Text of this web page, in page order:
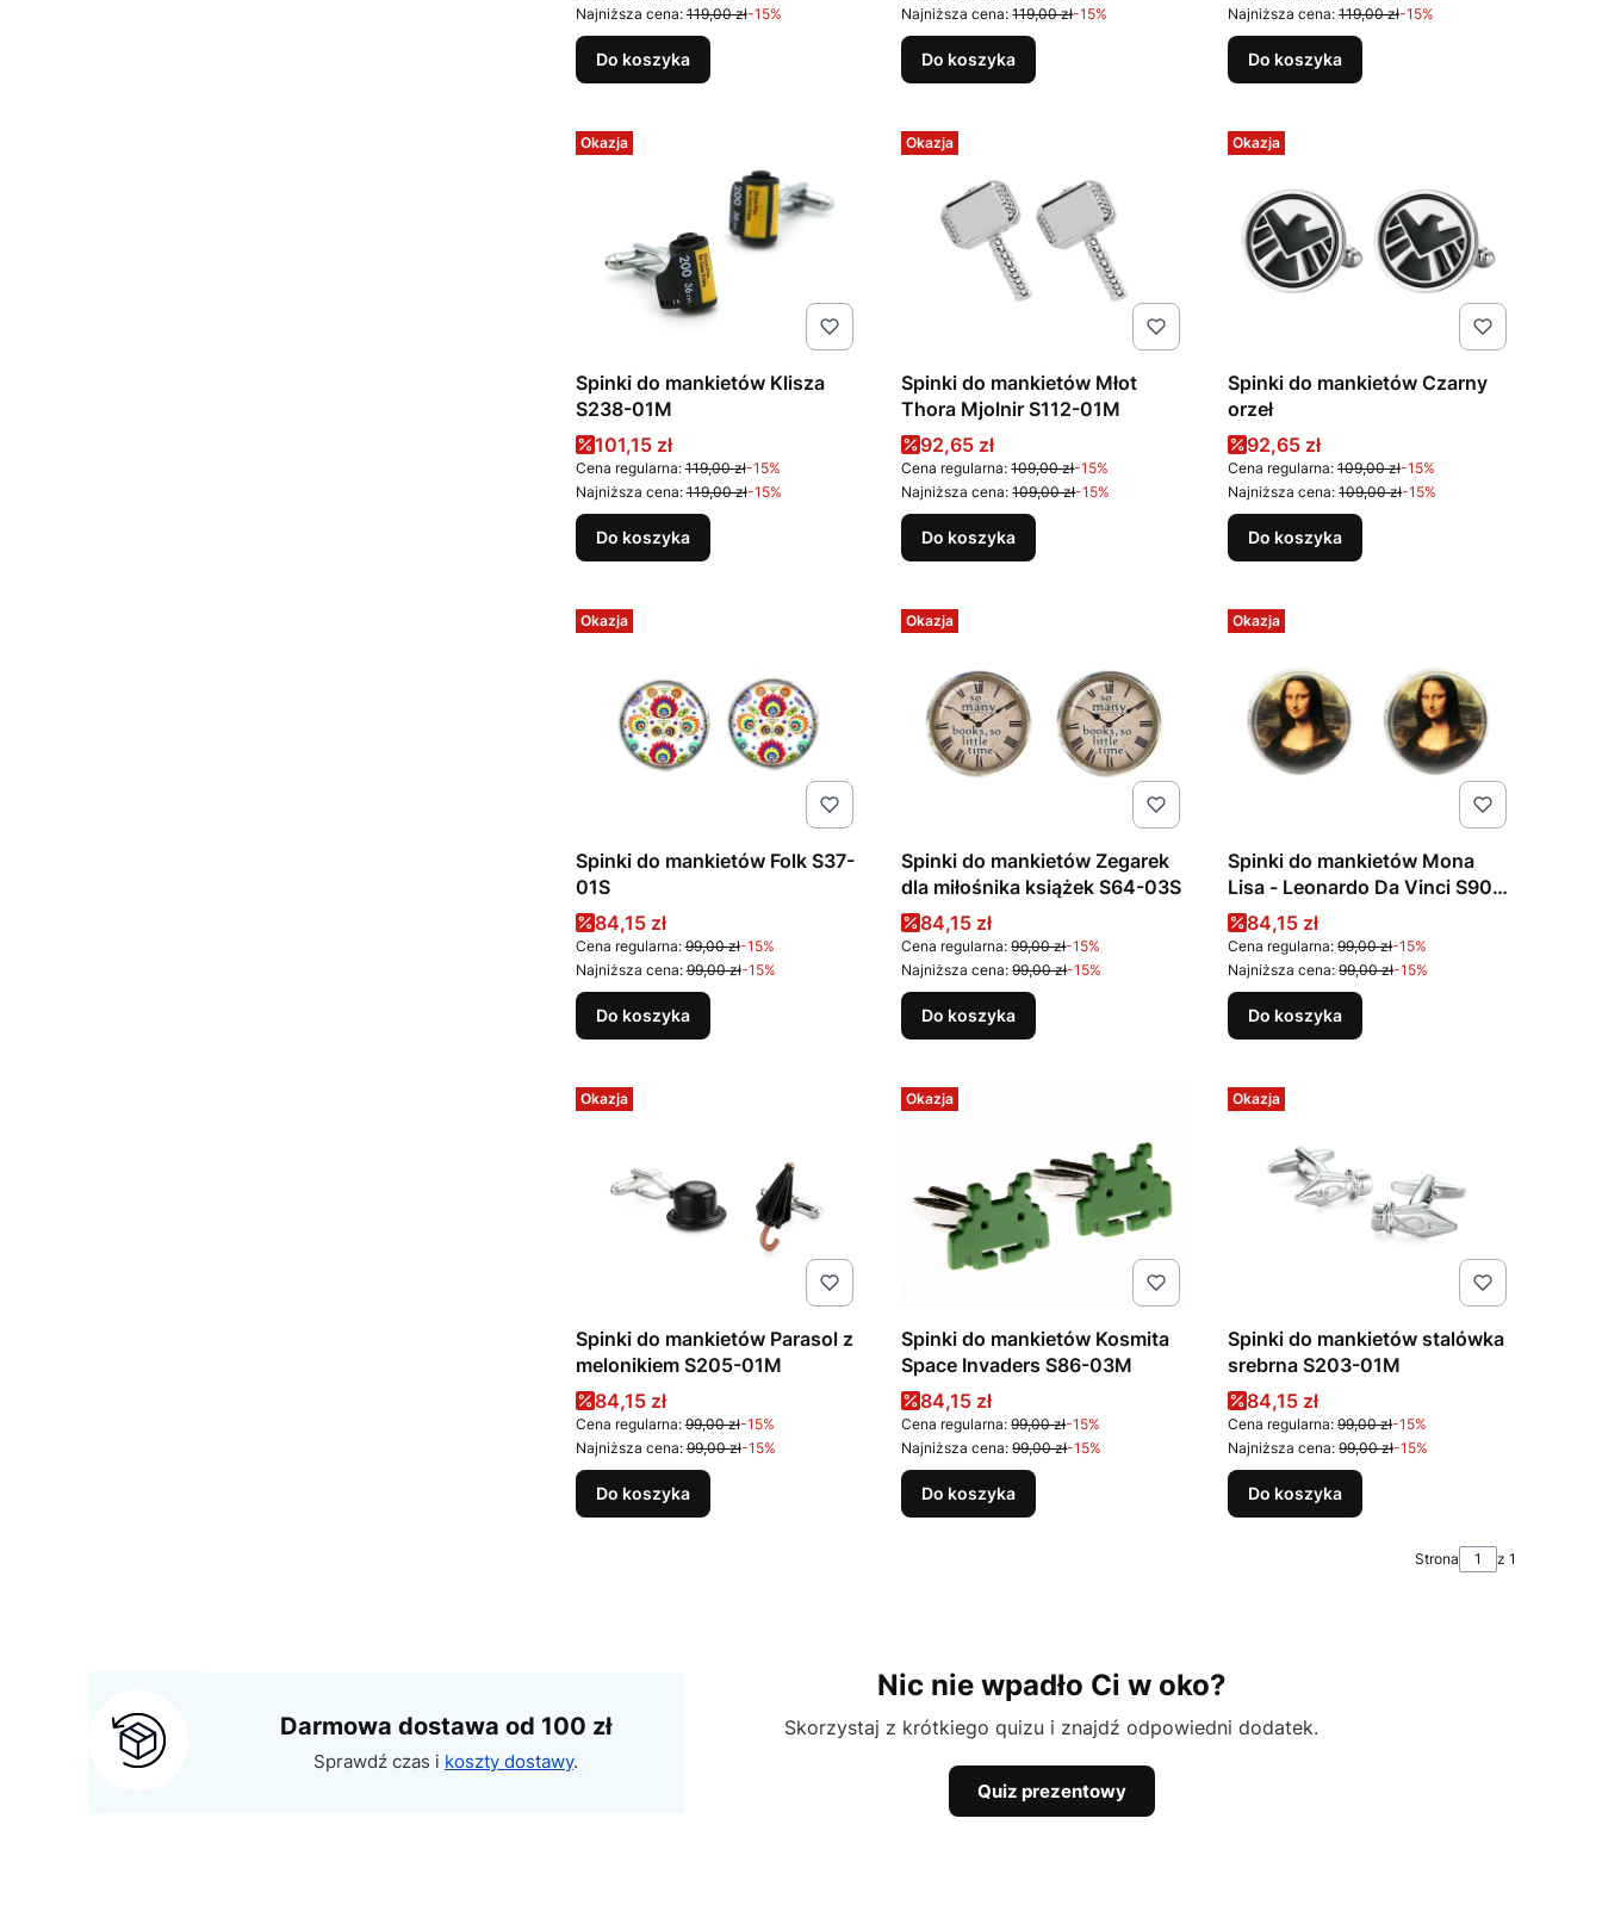
Najniższa cena: 119,00 zł-15%
Do koszyka
Najniższa cena: 119,00 zł-15%
Do koszyka
Najniższa cena: 119,00 zł-15%
Do koszyka
Okazja
Spinki do mankietów Klisza
S238-01M
Cena promocyjna
101,15 zł
Cena regularna: 119,00 zł-15%
Najniższa cena: 119,00 zł-15%
Do koszyka
Okazja
Spinki do mankietów Młot
Thora Mjolnir S112-01M
Cena promocyjna
92,65 zł
Cena regularna: 109,00 zł-15%
Najniższa cena: 109,00 zł-15%
Do koszyka
Okazja
Spinki do mankietów Czarny
orzeł
Cena promocyjna
92,65 zł
Cena regularna: 109,00 zł-15%
Najniższa cena: 109,00 zł-15%
Do koszyka
Okazja
Spinki do mankietów Folk S37-
01S
Cena promocyjna
84,15 zł
Cena regularna: 99,00 zł-15%
Najniższa cena: 99,00 zł-15%
Do koszyka
Okazja
Spinki do mankietów Zegarek
dla miłośnika książek S64-03S
Cena promocyjna
84,15 zł
Cena regularna: 99,00 zł-15%
Najniższa cena: 99,00 zł-15%
Do koszyka
Okazja
Spinki do mankietów Mona
Lisa - Leonardo Da Vinci S90-
01SCena promocyjna
84,15 zł
Cena regularna: 99,00 zł-15%
Najniższa cena: 99,00 zł-15%
Do koszyka
Okazja
Spinki do mankietów Parasol z
melonikiem S205-01M
Cena promocyjna
84,15 zł
Cena regularna: 99,00 zł-15%
Najniższa cena: 99,00 zł-15%
Do koszyka
Okazja
Spinki do mankietów Kosmita
Space Invaders S86-03M
Cena promocyjna
84,15 zł
Cena regularna: 99,00 zł-15%
Najniższa cena: 99,00 zł-15%
Do koszyka
Okazja
Spinki do mankietów stalówka
srebrna S203-01M
Cena promocyjna
84,15 zł
Cena regularna: 99,00 zł-15%
Najniższa cena: 99,00 zł-15%
Do koszyka
Strona z 1
Darmowa dostawa od 100 zł
Sprawdź czas i koszty dostawy.
Nic nie wpadło Ci w oko?
Skorzystaj z krótkiego quizu i znajdź odpowiedni dodatek.
Quiz prezentowy